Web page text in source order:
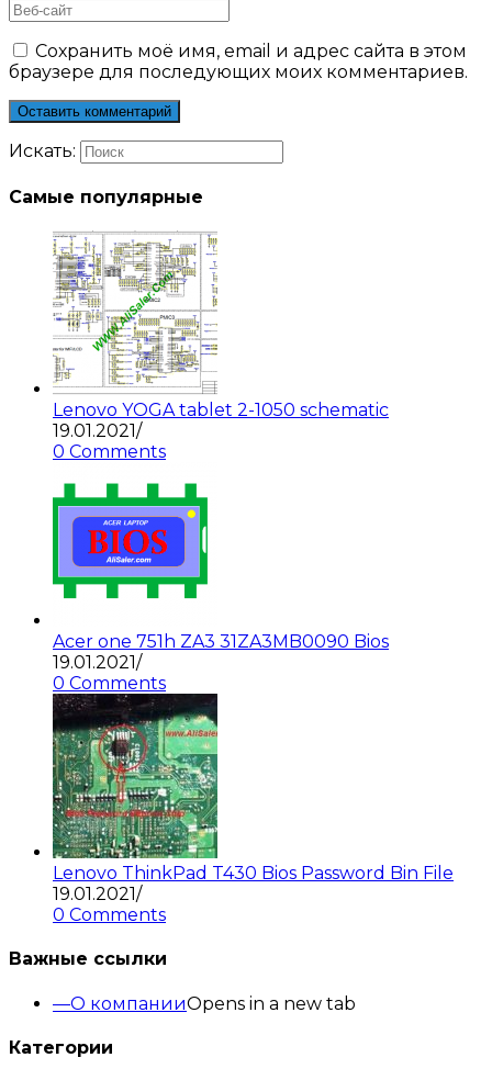
Сохранить моё имя, email и адрес сайта в этом
браузере для последующих моих комментариев.
Искать:
Самые популярные
Lenovo YOGA tablet 2-1050 schematic
19.01.2021/
0 Comments
Acer one 751h ZA3 31ZA3MB0090 Bios
19.01.2021/
0 Comments
Lenovo ThinkPad T430 Bios Password Bin File
19.01.2021/
0 Comments
Важные ссылки
О компанииOpens in a new tab
Категории